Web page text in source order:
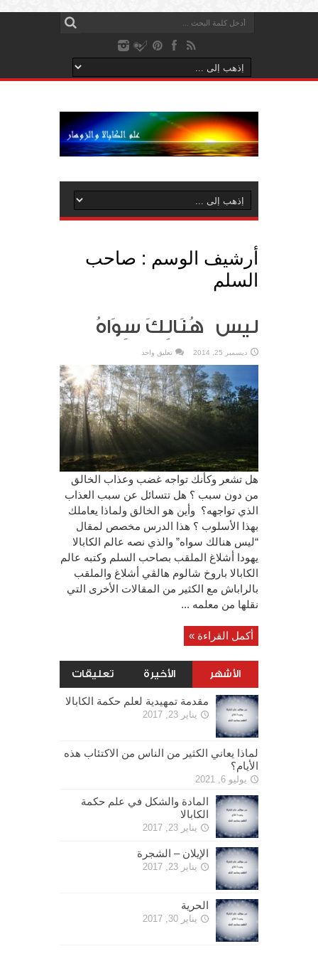
أرشيف الوسم : صاحب
السلم
ليس هُنَالِكَ سِوَاهُ
ديسمبر 25, 2014 تعليق واحد
هل تشعر وكأنك تواجه غضب وعذاب الخالق
من دون سبب ؟ هل تتسائل عن سبب العذاب
الذي تواجهه؟ وأين هو الخالق ولماذا يعاملك
بهذا الأسلوب ؟ هذا الدرس مخصص لمقال
“ليس هنالك سواه” والذي نصه عالم الكابالا
يهودا أشلاغ الملقب بصاحب السلم وكتبه عالم
الكابالا باروخ شالوم هالڤي أشلاغ والملقب
بالراباش مع الكثير من المقالات الأخرى التي
نقلها من معلمه ...
أكمل القراءة »
الأشهر الأخيرة تعليقات
مقدمة تمهيدية لعلم حكمة الكابالا
يناير 23, 2017
لماذا يعاني الكثير من الناس من الاكتئاب هذه
الأيام؟
يوليو 6, 2021
المادة والشكل في علم حكمة
الكابالا
يناير 23, 2017
الإيلان – الشجرة
يناير 23, 2017
الحرية
يناير 30, 2017